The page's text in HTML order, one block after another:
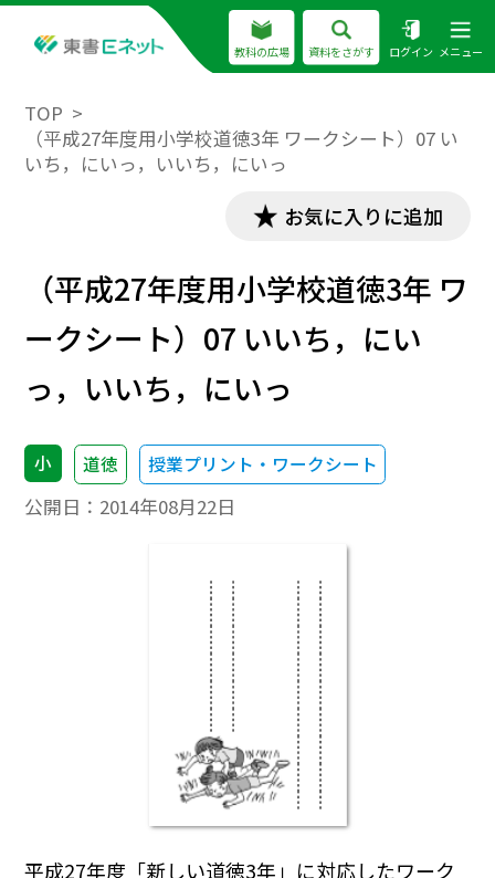
教科の広場 資料をさがす ログイン メニュー
TOP
（平成27年度用小学校道徳3年 ワークシート）07 い
いち，にいっ，いいち，にいっ
お気に入りに追加
（平成27年度用小学校道徳3年 ワ
ークシート）07 いいち，にい
っ，いいち，にいっ
小 道徳 授業プリント・ワークシート
公開日： 2014年08月22日
平成27年度「新しい道徳3年」に対応したワーク